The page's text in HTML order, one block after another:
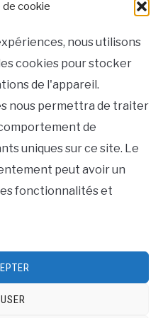
de cookie
nous utilisons
cookies pour stocker
de l'appareil.
nous permettra de traiter
de
uniques sur ce site. Le
peut avoir un
fonctionnalités et
Réveil Kid'Sleep
Plus Longtemps
Veilleuse
ou Alarme sonore
44.28 €
-19%
54.90 €
Mentions légales
(UE)